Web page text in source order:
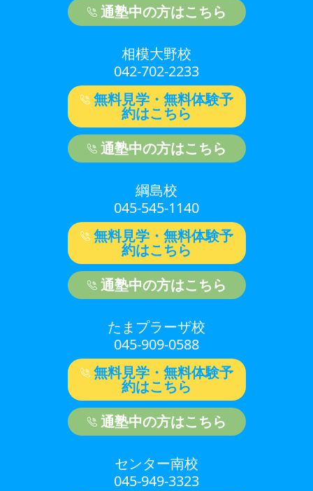
通塾中の方はこちら
相模大野校
042-702-2233
無料見学・無料体験予
約はこちら
通塾中の方はこちら
綱島校
045-545-1140
無料見学・無料体験予
約はこちら
通塾中の方はこちら
たまプラーザ校
045-909-0588
無料見学・無料体験予
約はこちら
通塾中の方はこちら
センター南校
045-949-3323